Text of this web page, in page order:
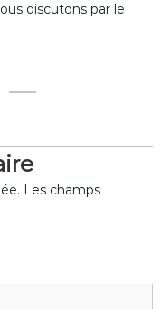
discutons par le
Les champs